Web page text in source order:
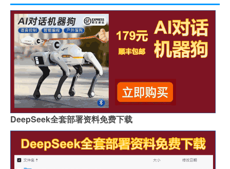
DeepSeek全套部署资料免费下载